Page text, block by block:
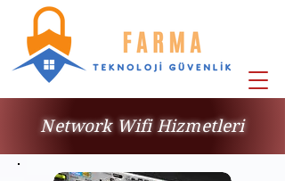
Network Wifi Hizmetleri